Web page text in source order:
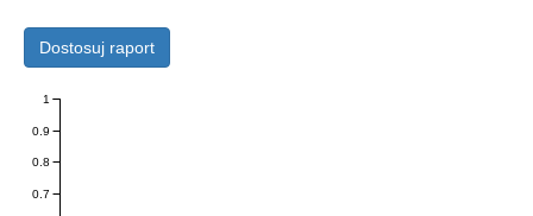
Dostosuj raport
0.7
0.8
0.9
1